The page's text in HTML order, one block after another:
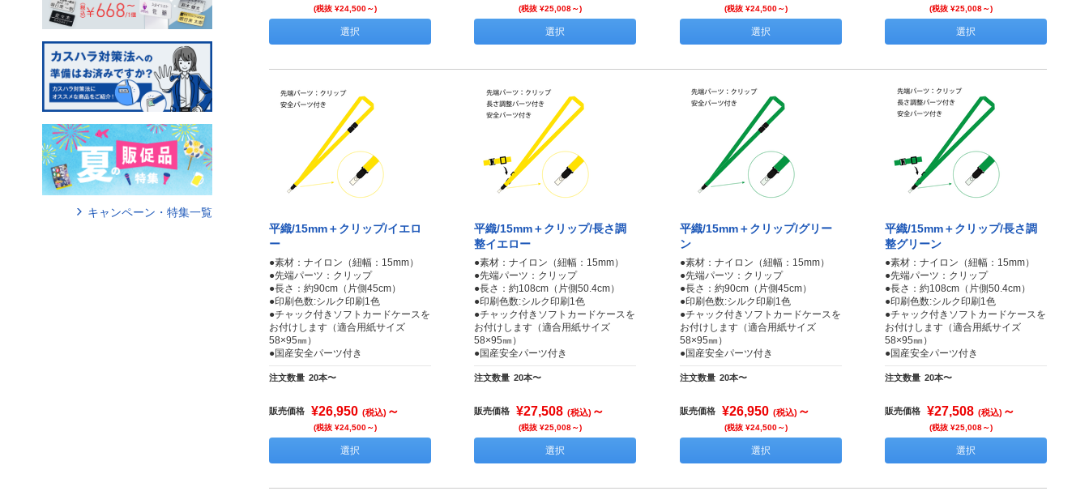
(税抜 ¥24,500～)
選択
(税抜 ¥25,008～)
選択
(税抜 ¥24,500～)
選択
(税抜 ¥25,008～)
選択
平織/15mm＋クリップ/イエロ
ー
●素材：ナイロン（紐幅：15mm）
●先端パーツ：クリップ
●長さ：約90cm（片側45cm）
●印刷色数:シルク印刷1色
●チャック付きソフトカードケースを
お付けします（適合用紙サイズ
58×95㎜）
●国産安全パーツ付き
注文数量 20本〜
販売価格 ¥26,950 (税込) ～
(税抜 ¥24,500～)
選択
平織/15mm＋クリップ/長さ調
整イエロー
●素材：ナイロン（紐幅：15mm）
●先端パーツ：クリップ
●長さ：約108cm（片側50.4cm）
●印刷色数:シルク印刷1色
●チャック付きソフトカードケースを
お付けします（適合用紙サイズ
58×95㎜）
●国産安全パーツ付き
注文数量 20本〜
販売価格 ¥27,508 (税込) ～
(税抜 ¥25,008～)
選択
平織/15mm＋クリップ/グリー
ン
●素材：ナイロン（紐幅：15mm）
●先端パーツ：クリップ
●長さ：約90cm（片側45cm）
●印刷色数:シルク印刷1色
●チャック付きソフトカードケースを
お付けします（適合用紙サイズ
58×95㎜）
●国産安全パーツ付き
注文数量 20本〜
販売価格 ¥26,950 (税込) ～
(税抜 ¥24,500～)
選択
平織/15mm＋クリップ/長さ調
整グリーン
●素材：ナイロン（紐幅：15mm）
●先端パーツ：クリップ
●長さ：約108cm（片側50.4cm）
●印刷色数:シルク印刷1色
●チャック付きソフトカードケースを
お付けします（適合用紙サイズ
58×95㎜）
●国産安全パーツ付き
注文数量 20本〜
販売価格 ¥27,508 (税込) ～
(税抜 ¥25,008～)
選択
キャンペーン・特集一覧